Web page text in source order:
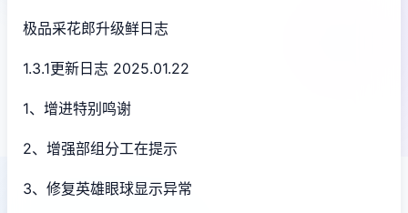
极品采花郎升级鲜日志
1.3.1更新日志 2025.01.22
1、增进特别鸣谢
2、增强部组分工在提示
3、修复英雄眼球显示异常